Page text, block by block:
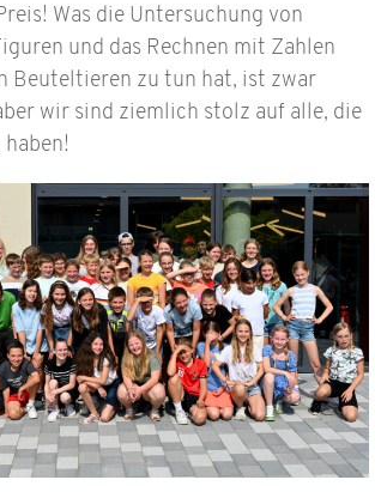
Was die Untersuchung von
und das Rechnen mit Zahlen
Beuteltieren zu tun hat, ist zwar
wir sind ziemlich stolz auf alle, die